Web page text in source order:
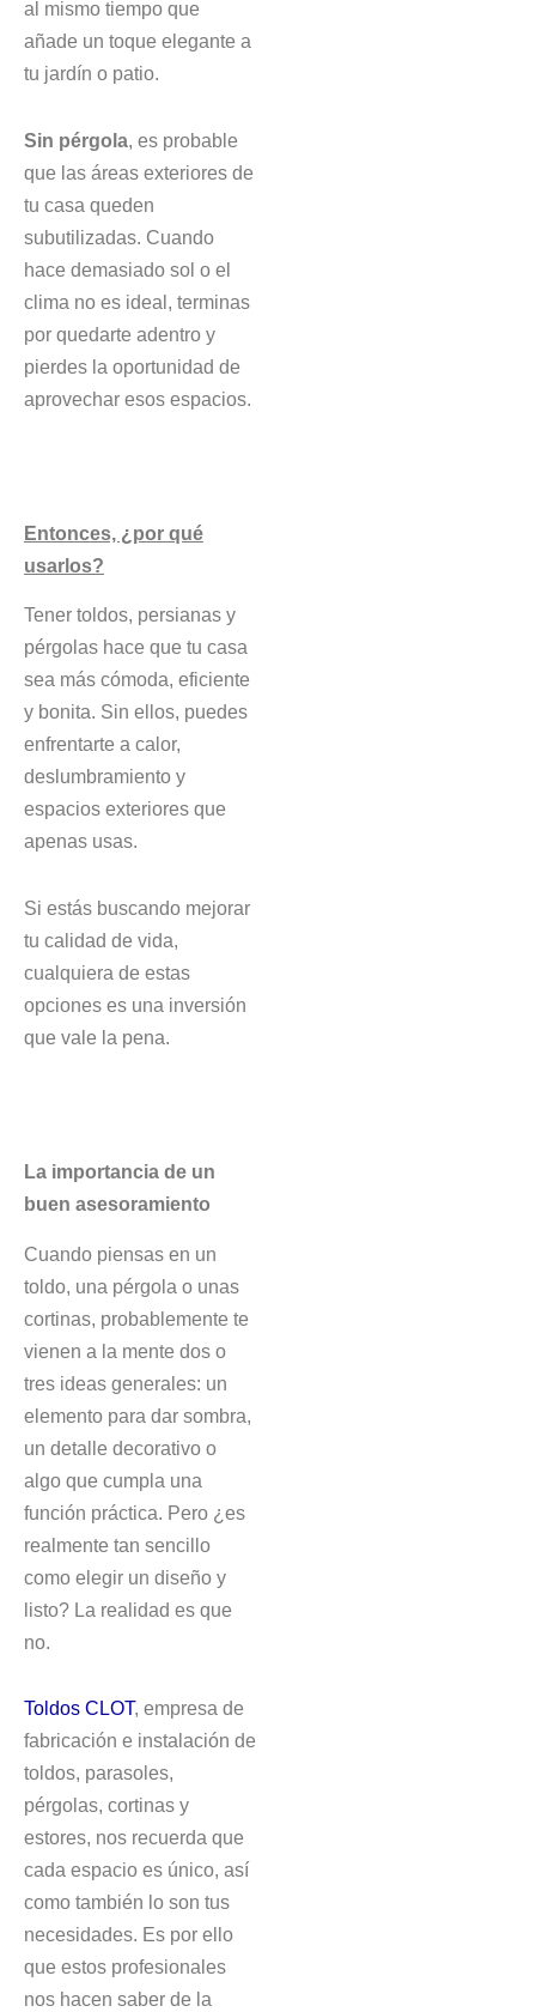
al mismo tiempo que
añade un toque elegante a
tu jardín o patio.
Sin pérgola, es probable
que las áreas exteriores de
tu casa queden
subutilizadas. Cuando
hace demasiado sol o el
clima no es ideal, terminas
por quedarte adentro y
pierdes la oportunidad de
aprovechar esos espacios.
Entonces, ¿por qué
usarlos?
Tener toldos, persianas y
pérgolas hace que tu casa
sea más cómoda, eficiente
y bonita. Sin ellos, puedes
enfrentarte a calor,
deslumbramiento y
espacios exteriores que
apenas usas.
Si estás buscando mejorar
tu calidad de vida,
cualquiera de estas
opciones es una inversión
que vale la pena.
La importancia de un
buen asesoramiento
Cuando piensas en un
toldo, una pérgola o unas
cortinas, probablemente te
vienen a la mente dos o
tres ideas generales: un
elemento para dar sombra,
un detalle decorativo o
algo que cumpla una
función práctica. Pero ¿es
realmente tan sencillo
como elegir un diseño y
listo? La realidad es que
no.
Toldos CLOT, empresa de
fabricación e instalación de
toldos, parasoles,
pérgolas, cortinas y
estores, nos recuerda que
cada espacio es único, así
como también lo son tus
necesidades. Es por ello
que estos profesionales
nos hacen saber de la